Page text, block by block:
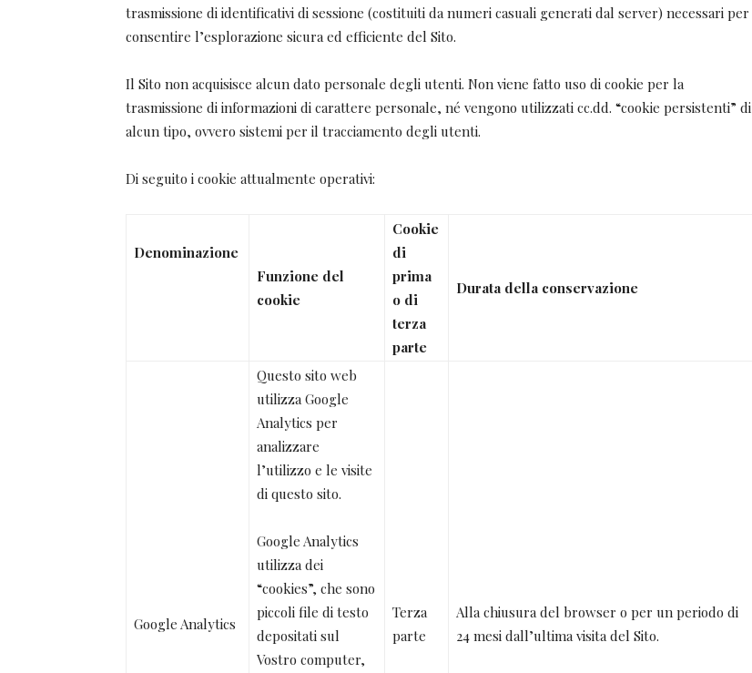
trasmissione di identificativi di sessione (costituiti da numeri casuali generati dal server) necessari per
consentire l’esplorazione sicura ed efficiente del Sito.
Il Sito non acquisisce alcun dato personale degli utenti. Non viene fatto uso di cookie per la
trasmissione di informazioni di carattere personale, né vengono utilizzati cc.dd. “cookie persistenti” di
alcun tipo, ovvero sistemi per il tracciamento degli utenti.
Di seguito i cookie attualmente operativi:
Denominazione
Funzione del
cookie
Cookie
di
prima
o di
terza
parte
Durata della conservazione
Google Analytics
Questo sito web
utilizza Google
Analytics per
analizzare
l’utilizzo e le visite
di questo sito.
Google Analytics
utilizza dei
“cookies”, che sono
piccoli file di testo
depositati sul
Vostro computer,
Terza
parte
Alla chiusura del browser o per un periodo di
24 mesi dall’ultima visita del Sito.